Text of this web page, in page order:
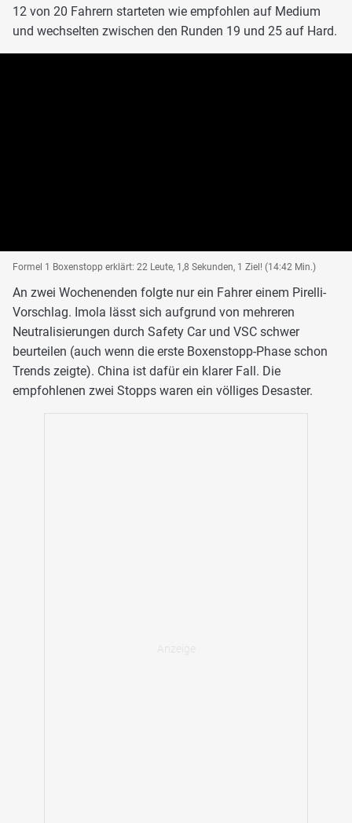
12 von 20 Fahrern starteten wie empfohlen auf Medium
und wechselten zwischen den Runden 19 und 25 auf Hard.
Formel 1 Boxenstopp erklärt: 22 Leute, 1,8 Sekunden, 1 Ziel! (14:42 Min.)
An zwei Wochenenden folgte nur ein Fahrer einem Pirelli-
Vorschlag. Imola lässt sich aufgrund von mehreren
Neutralisierungen durch Safety Car und VSC schwer
beurteilen (auch wenn die erste Boxenstopp-Phase schon
Trends zeigte). China ist dafür ein klarer Fall. Die
empfohlenen zwei Stopps waren ein völliges Desaster.